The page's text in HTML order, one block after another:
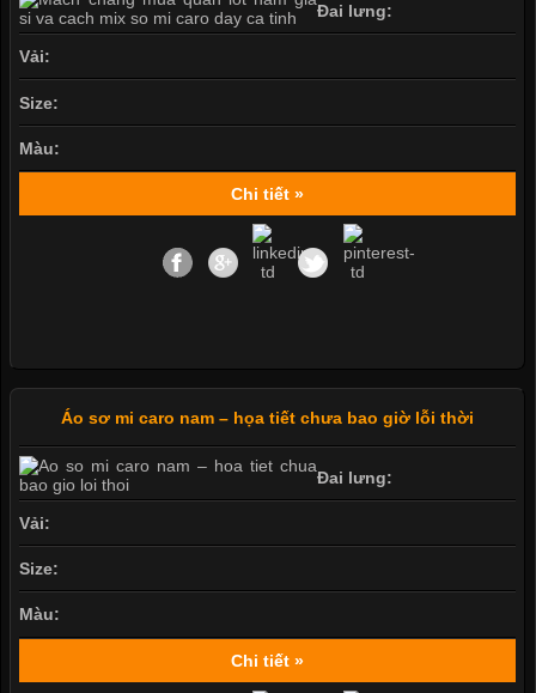
Đai lưng:
Vải:
Size:
Màu:
Chi tiết »
Áo sơ mi caro nam – họa tiết chưa bao giờ lỗi thời
Đai lưng:
Vải:
Size:
Màu:
Chi tiết »